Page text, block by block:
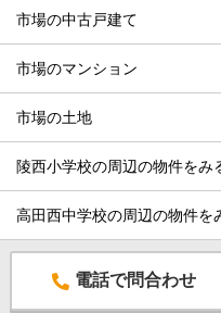
市場の中古戸建て
市場のマンション
市場の土地
陵西小学校の周辺の物件をみ
高田西中学校の周辺の物件を
電話で問合わせ